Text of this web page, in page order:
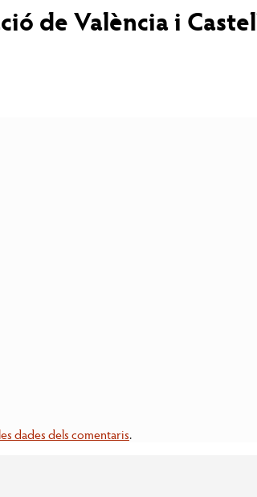
de València i
dades dels comentaris.